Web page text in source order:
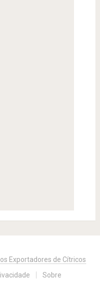
Exportadores de Cítricos
Sobre